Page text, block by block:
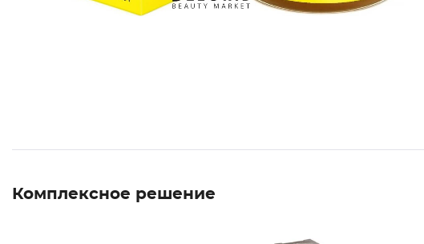
Комплексное решение